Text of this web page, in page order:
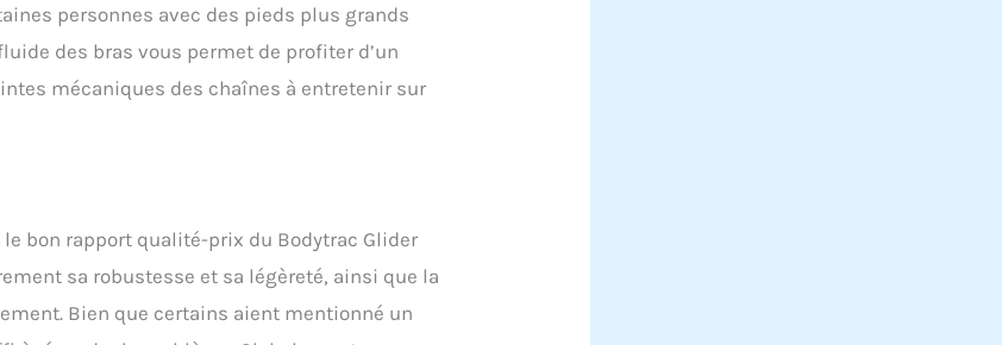
personnes avec des pieds plus grands
des bras vous permet de profiter d’un
mécaniques des chaînes à entretenir sur
bon rapport qualité-prix du Bodytrac Glider
sa robustesse et sa légèreté, ainsi que la
Bien que certains aient mentionné un